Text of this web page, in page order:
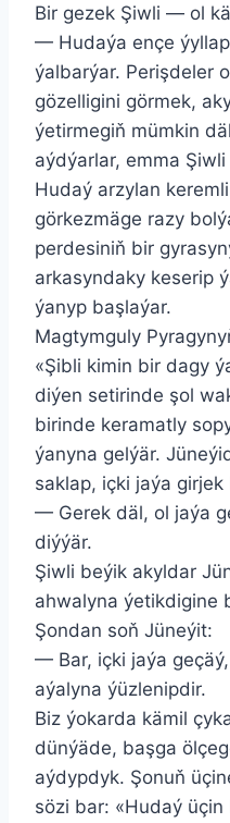
Bir gezek Şiwli — ol
— Hudaýa ençe
ýalbarýar. Perişdeler
gözelligini görmek,
ýetirmegiň mümkin
aýdýarlar, emma
Hudaý arzylan
görkezmäge razy
perdesiniň bir
arkasyndaky keserip
ýanyp başlaýar.
Magtymguly
«Şibli kimin bir dagy
diýen setirinde şol
birinde keramatly
ýanyna gelýär.
saklap, içki jaýa
— Gerek däl, ol jaýa
diýýär.
Şiwli beýik akyldar
ahwalyna ýetikdigine
Şondan soň Jüneýit:
— Bar, içki jaýa
aýalyna ýüzlenipdir.
Biz ýokarda kämil
dünýäde, başga
aýdypdyk. Şonuň
sözi bar: «Hudaý